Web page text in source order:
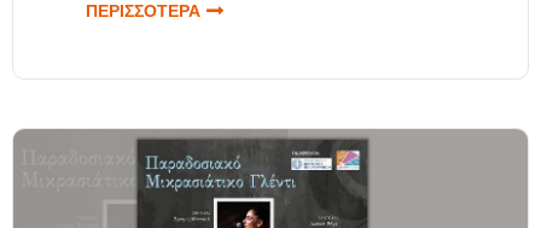
ΠΕΡΙΣΣΟΤΕΡΑ ΓΙΑ ΕΡΩΝΤΑΣ
ΣΕΠΤΕΜΒΡΙΟΥ 2023